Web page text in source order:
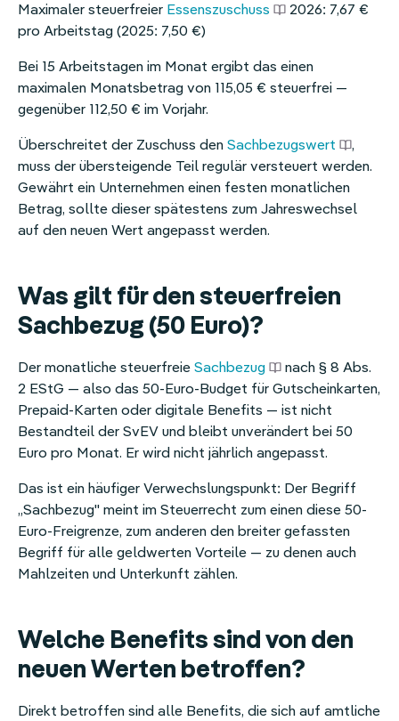
Maximaler steuerfreier Essenszuschuss
2026: 7,67 €
pro Arbeitstag (2025: 7,50 €)
Bei 15 Arbeitstagen im Monat ergibt das einen
maximalen Monatsbetrag von 115,05 € steuerfrei —
gegenüber 112,50 € im Vorjahr.
Überschreitet der Zuschuss den Sachbezugswert
,
muss der übersteigende Teil regulär versteuert werden.
Gewährt ein Unternehmen einen festen monatlichen
Betrag, sollte dieser spätestens zum Jahreswechsel
auf den neuen Wert angepasst werden.
Was gilt für den steuerfreien
Sachbezug (50 Euro)?
Der monatliche steuerfreie Sachbezug
nach § 8 Abs.
2 EStG — also das 50-Euro-Budget für Gutscheinkarten,
Prepaid-Karten oder digitale Benefits — ist nicht
Bestandteil der SvEV und bleibt unverändert bei 50
Euro pro Monat. Er wird nicht jährlich angepasst.
Das ist ein häufiger Verwechslungspunkt: Der Begriff
„Sachbezug" meint im Steuerrecht zum einen diese 50-
Euro-Freigrenze, zum anderen den breiter gefassten
Begriff für alle geldwerten Vorteile — zu denen auch
Mahlzeiten und Unterkunft zählen.
Welche Benefits sind von den
neuen Werten betroffen?
Direkt betroffen sind alle Benefits, die sich auf amtliche